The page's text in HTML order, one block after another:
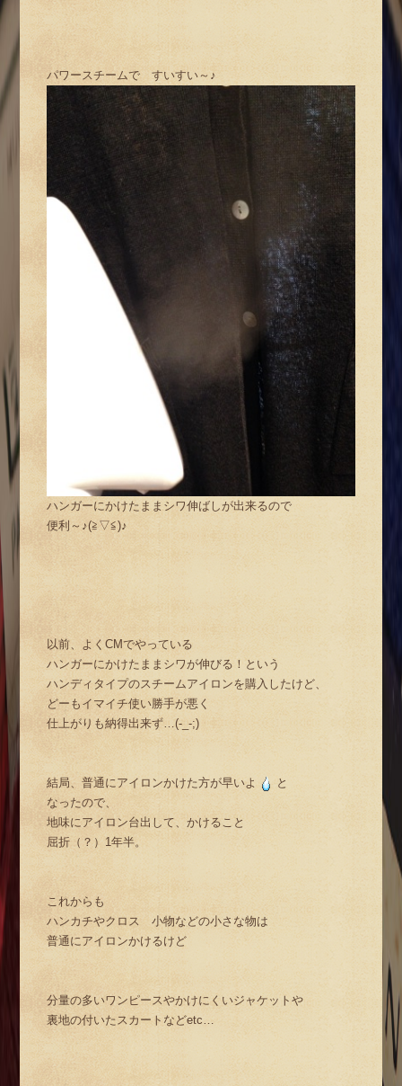
パワースチームで すいすい～♪
ハンガーにかけたままシワ伸ばしが出来るので
便利～♪(≧▽≦)♪
以前、よくCMでやっている
ハンガーにかけたままシワが伸びる！という
ハンディタイプのスチームアイロンを購入したけど、
どーもイマイチ使い勝手が悪く
仕上がりも納得出来ず…(-_-;)
結局、普通にアイロンかけた方が早いよ
と
なったので、
地味にアイロン台出して、かけること
屈折（？）1年半。
これからも
ハンカチやクロス 小物などの小さな物は
普通にアイロンかけるけど
分量の多いワンピースやかけにくいジャケットや
裏地の付いたスカートなどetc…